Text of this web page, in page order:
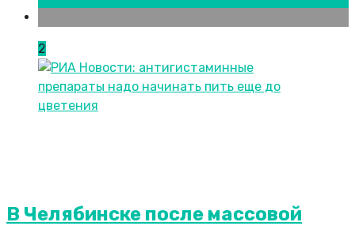
2
В Челябинске после массовой